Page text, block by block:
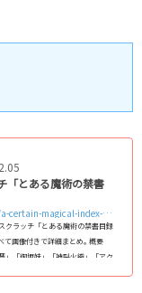
「とある魔術の禁書
https://ngs.pso2-makapo.com/a-certain-magical-index-style
クラッチ「とある魔術の禁書目録
て画像付きで詳細まとめ｡ 概要
」「御坂妹」「神裂火織」「アク